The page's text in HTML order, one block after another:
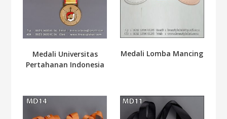
Medali Universitas
Pertahanan Indonesia
Medali Lomba Mancing